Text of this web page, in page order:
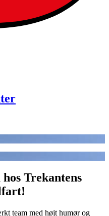
Trekantens
team med højt humør og